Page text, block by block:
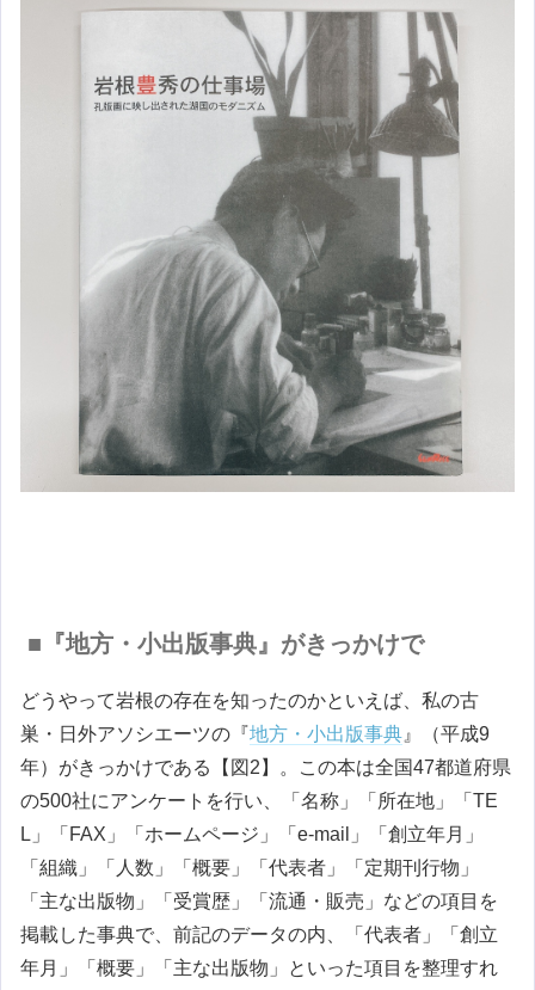
■『地方・小出版事典』がきっかけで
どうやって岩根の存在を知ったのかといえば、私の古
巣・日外アソシエーツの『地方・小出版事典 』（平成9
年）がきっかけである【図2】。この本は全国47都道府県
の500社にアンケートを行い、「名称」「所在地」「TE
L」「FAX」「ホームページ」「e-mail」「創立年月」
「組織」「人数」「概要」「代表者」「定期刊行物」
「主な出版物」「受賞歴」「流通・販売」などの項目を
掲載した事典で、前記のデータの内、「代表者」「創立
年月」「概要」「主な出版物」といった項目を整理すれ